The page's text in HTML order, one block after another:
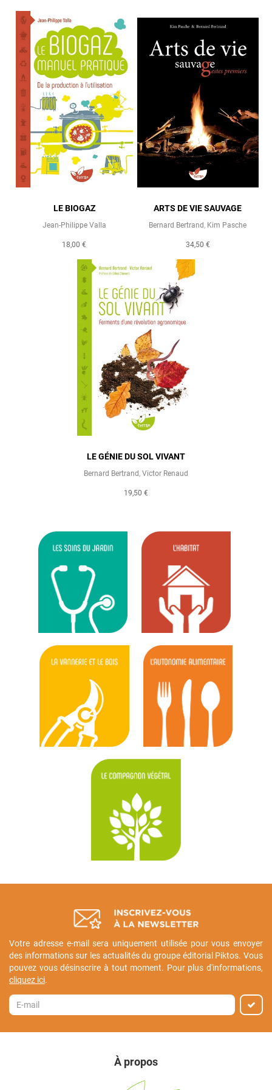
LE BIOGAZ
Jean-Philippe Valla
18,00 €
ARTS DE VIE SAUVAGE
Bernard Bertrand Kim Pasche
34,50 €
LE GÉNIE DU SOL VIVANT
Bernard Bertrand Victor Renaud
19,50 €
Votre adresse e-mail sera uniquement utilisée pour vous envoyer
des informations sur les actualités du groupe éditorial Piktos. Vous
pouvez vous désinscrire à tout moment. Pour plus d'informations,
cliquez ici.
À propos